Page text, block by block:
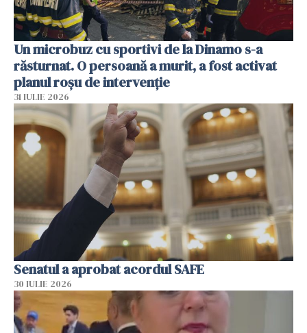
Un microbuz cu sportivi de la Dinamo s-a
răsturnat. O persoană a murit, a fost activat
planul roșu de intervenție
31 IULIE 2026
Senatul a aprobat acordul SAFE
30 IULIE 2026